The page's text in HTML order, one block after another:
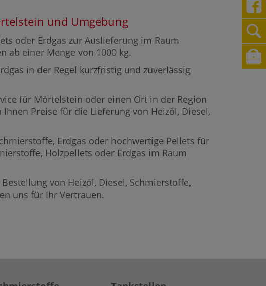
und Umgebung
oder Erdgas zur Auslieferung im Raum
ab einer Menge von 1000 kg.
in der Regel kurzfristig und zuverlässig
für Mörtelstein oder einen Ort in der Region
Ihnen Preise für die Lieferung von Heizöl, Diesel,
Erdgas oder hochwertige Pellets für
Holzpellets oder Erdgas im Raum
von Heizöl, Diesel, Schmierstoffe,
uns für Ihr Vertrauen.